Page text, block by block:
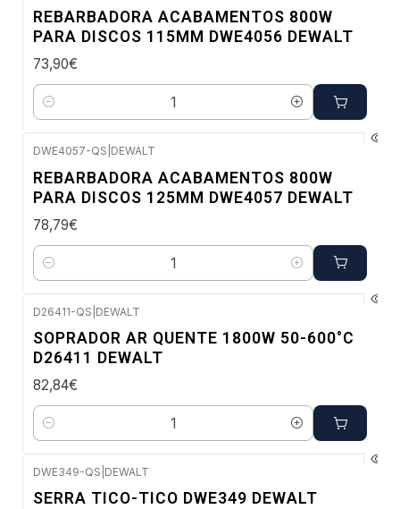
REBARBADORA ACABAMENTOS 800W
PARA DISCOS 115MM DWE4056 DEWALT
73,90€
Quantidade
DWE4057-QS DEWALT
REBARBADORA ACABAMENTOS 800W
PARA DISCOS 125MM DWE4057 DEWALT
78,79€
Quantidade
D26411-QS DEWALT
SOPRADOR AR QUENTE 1800W 50-600°C
D26411 DEWALT
82,84€
Quantidade
DWE349-QS DEWALT
SERRA TICO-TICO DWE349 DEWALT